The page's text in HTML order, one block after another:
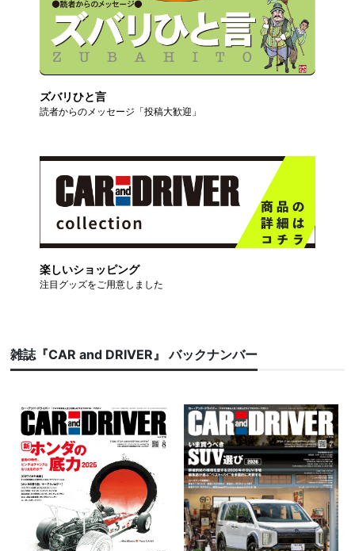
ズバリひと言
読者からのメッセージ「投稿大歓迎」
楽しいショッピング
注目グッズをご用意しました
雑誌『CAR and DRIVER』 バックナンバー